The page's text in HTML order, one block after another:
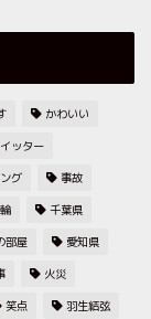
かわいい
ッター
グ 事故
千葉県
部屋 愛知県
火災
笑点 羽生結弦